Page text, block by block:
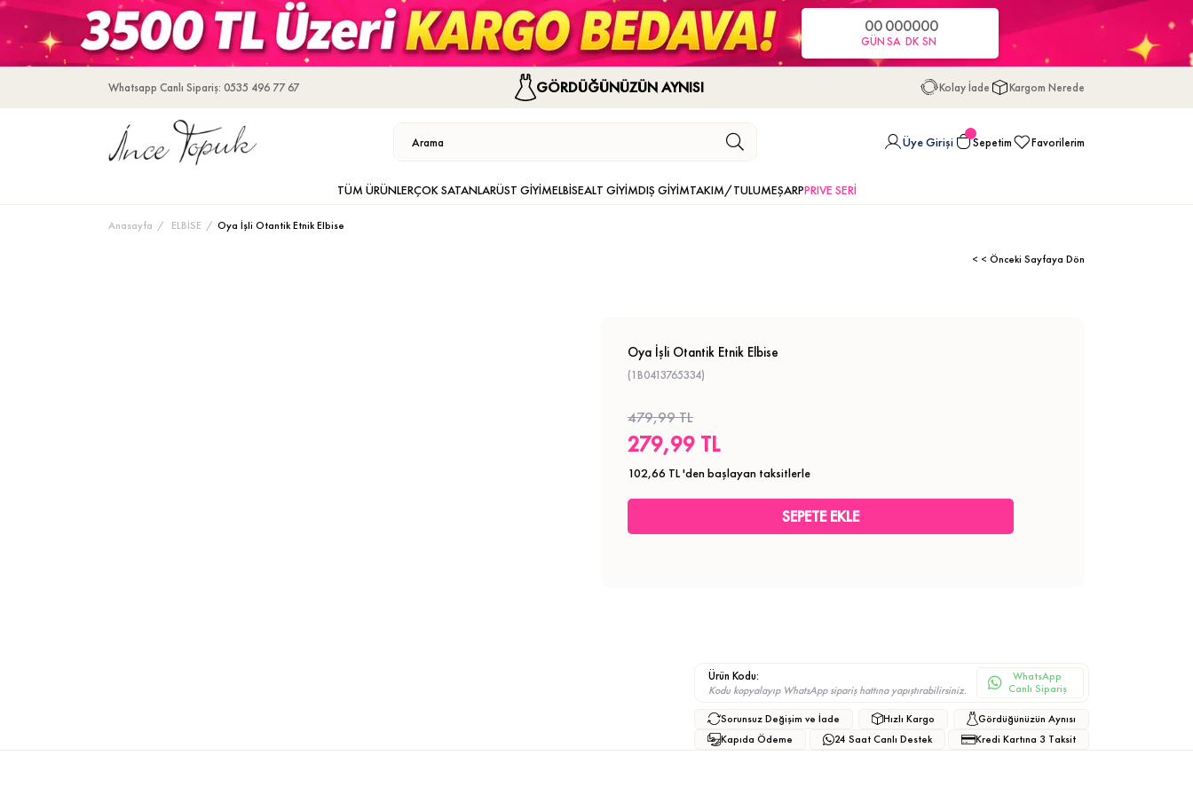
00
GÜN
00
SA
00
DK
00
SN
Whatsapp Canlı Sipariş: 0535 496 77 67 GÖRDÜĞÜNÜZÜN AYNISI Kolay İade Kargom Nerede
Üye Girişi Sepetim Favorilerim
TÜM ÜRÜNLERÇOK SATANLARÜST GİYİMELBİSEALT GİYİMDIŞ GİYİMTAKIM/TULUMEŞARPPRIVE SERİ
Anasayfa ELBİSE Oya İşli Otantik Etnik Elbise
< < Önceki Sayfaya Dön
Oya İşli Otantik Etnik Elbise
(1B0413765334)
479,99 TL
279,99 TL
102,66 TL'den başlayan taksitlerle
Ürün Kodu:
Kodu kopyalayıp WhatsApp sipariş hattına yapıştırabilirsiniz.
WhatsApp
Canlı Sipariş
Sorunsuz Değişim ve İade Hızlı Kargo
Gördüğünüzün Aynısı
Kapıda Ödeme
24 Saat Canlı Destek Kredi Kartına 3 Taksit